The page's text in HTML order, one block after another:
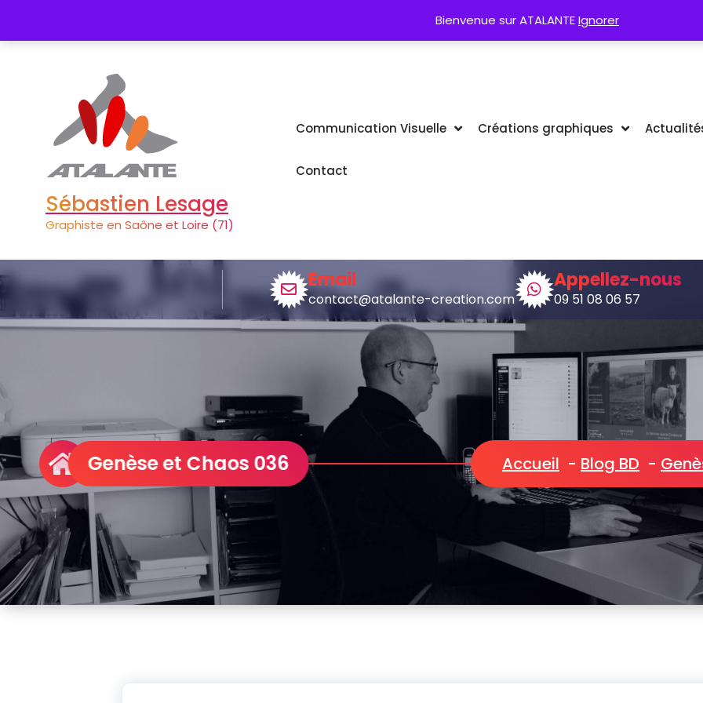
Bienvenue sur ATALANTEIgnorer
contenu
Plaquettes Commerciales
Sébastien Lesage
Graphiste en Saône et Loire (71)
Communication Visuelle Créations graphiques
Contact
Email
contact@atalante-creation.com
Appellez-nous
09 51 08 06 57
Genèse et Chaos 036 Accueil - Blog BD -